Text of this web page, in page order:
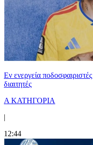
Εν ενεργεία
διαιτητές
Α ΚΑΤΗΓΟΡΙΑ
|
12:44